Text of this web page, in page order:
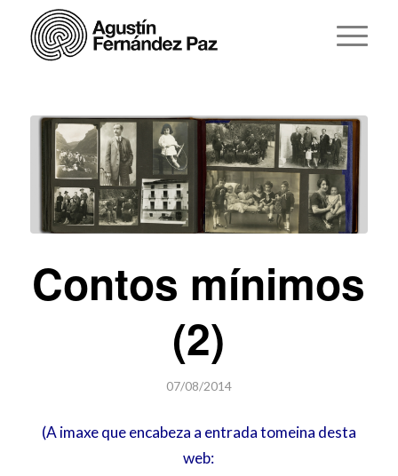
Contos mínimos
(2)
07/08/2014
(A imaxe que encabeza a entrada tomeina desta
web: